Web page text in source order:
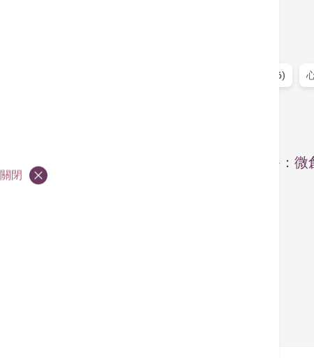
滙豐銀行 (16)
公立醫院轉介套餐：
關閉